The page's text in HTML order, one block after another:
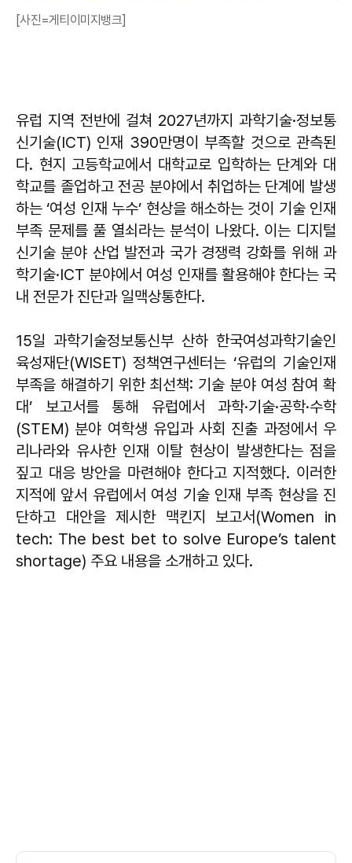
[사진=게티이미지뱅크]
유럽 지역 전반에 걸쳐 2027년까지 과학기술·정보통
신기술(ICT) 인재 390만명이 부족할 것으로 관측된
다. 현지 고등학교에서 대학교로 입학하는 단계와 대
학교를 졸업하고 전공 분야에서 취업하는 단계에 발생
하는 ‘여성 인재 누수’ 현상을 해소하는 것이 기술 인재
부족 문제를 풀 열쇠라는 분석이 나왔다. 이는 디지털
신기술 분야 산업 발전과 국가 경쟁력 강화를 위해 과
학기술·ICT 분야에서 여성 인재를 활용해야 한다는 국
내 전문가 진단과 일맥상통한다.
15일 과학기술정보통신부 산하 한국여성과학기술인
육성재단(WISET) 정책연구센터는 ‘유럽의 기술인재
부족을 해결하기 위한 최선책: 기술 분야 여성 참여 확
대’ 보고서를 통해 유럽에서 과학·기술·공학·수학
(STEM) 분야 여학생 유입과 사회 진출 과정에서 우
리나라와 유사한 인재 이탈 현상이 발생한다는 점을
짚고 대응 방안을 마련해야 한다고 지적했다. 이러한
지적에 앞서 유럽에서 여성 기술 인재 부족 현상을 진
단하고 대안을 제시한 맥킨지 보고서(Women in
tech: The best bet to solve Europe’s talent
shortage) 주요 내용을 소개하고 있다.